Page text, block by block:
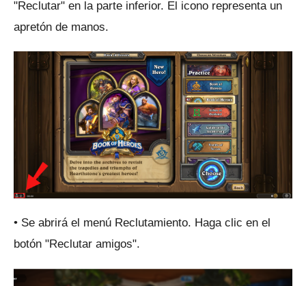
"Reclutar" en la parte inferior. El icono representa un
apretón de manos.
• Se abrirá el menú Reclutamiento. Haga clic en el
botón "Reclutar amigos".